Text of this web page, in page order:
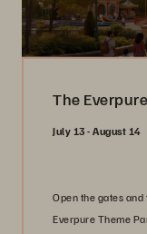
The
July 13 - August 14
Open the gates
Everpure Theme